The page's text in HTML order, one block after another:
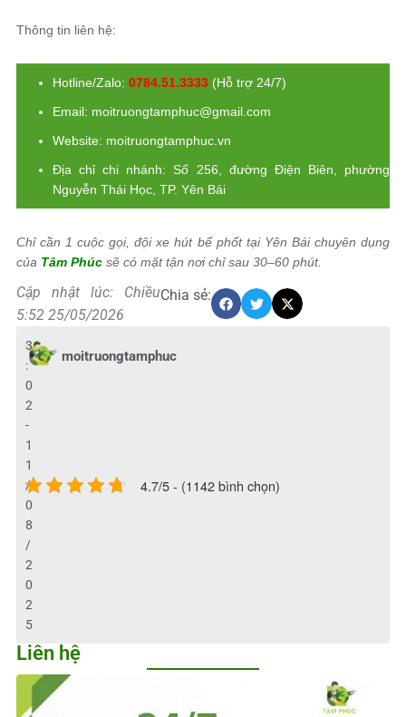
Thông tin liên hệ:
Hotline/Zalo: 0784.51.3333 (Hỗ trợ 24/7)
Email: moitruongtamphuc@gmail.com
Website: moitruongtamphuc.vn
Địa chỉ chi nhánh: Số 256, đường Điện Biên, phường
Nguyễn Thái Học, TP. Yên Bái
Chỉ cần 1 cuộc gọi, đội xe hút bể phốt tại Yên Bái chuyên dụng
của Tâm Phúc sẽ có mặt tận nơi chỉ sau 30–60 phút.
Cập nhật lúc: Chiều
5:52 25/05/2026
Chia sẻ:
moitruongtamphuc
3
:
0
2
-
1
1
/
0
8
/
2
0
2
5
4.7/5 - (1142 bình chọn)
Liên hệ